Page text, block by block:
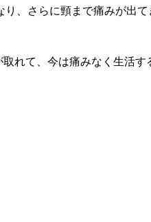
、さらに頸まで痛みが出て
れて、今は痛みなく生活す